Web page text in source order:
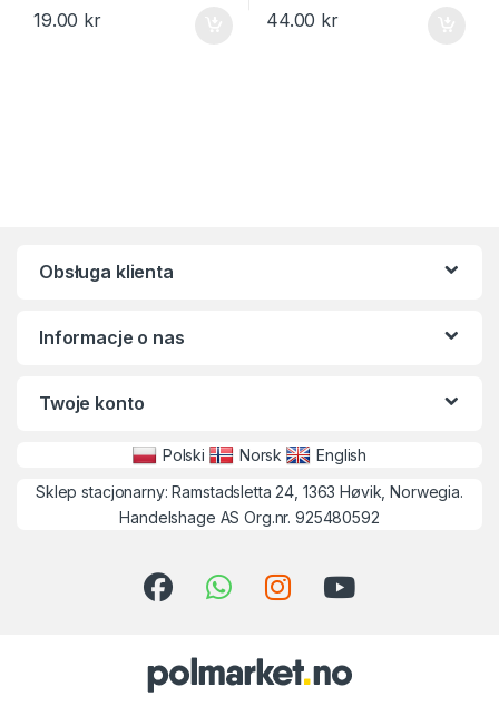
19.00 kr 44.00 kr
Obsługa klienta
Informacje o nas
Twoje konto
Polski Norsk
English
Sklep stacjonarny: Ramstadsletta 24, 1363 Høvik, Norwegia.
Handelshage AS Org.nr. 925480592